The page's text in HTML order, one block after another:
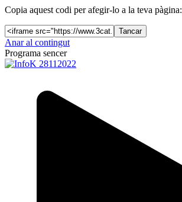
Copia aquest codi per afegir-lo a la teva pàgina:
Tancar
Anar al contingut
Programa sencer